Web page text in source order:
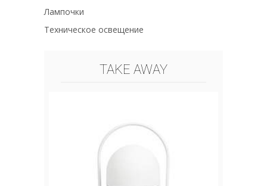
Лампочки
Техническое освещение
TAKE AWAY